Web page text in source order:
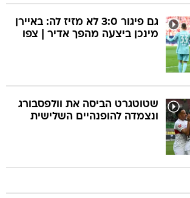
גם פיגור 3:0 לא מזיז לה: באיירן
מינכן ביצעה מהפך אדיר | צפו
שטוטגרט הביסה את וולפסבורג
ונצמדה להופנהיים השלישית